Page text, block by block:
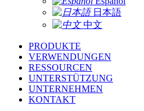
日本語
中文
PRODUKTE
VERWENDUNGEN
RESSOURCEN
UNTERSTÜTZUNG
UNTERNEHMEN
KONTAKT